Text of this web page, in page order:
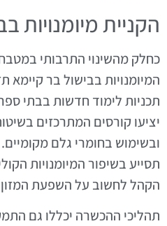
הקניית מיומנויות
כחלק מהשינוי התרבותי
המיומנויות בבישול בר קיימא
תכניות לימוד חדשות בבתי
יציעו קורסים המתרכזים
ובשימוש בחומרי גלם
תסייע בשיפור המיומנויות
הקהל לחשוב על השפעת
תהליכי ההכשרה יכללו גם